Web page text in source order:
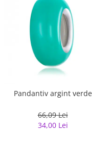
Pandantiv argint verde
66,09 Lei
34,00 Lei